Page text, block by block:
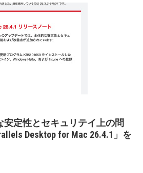
安定性とセキュリテイ上の問
Desktop for Mac 26.4.1」を